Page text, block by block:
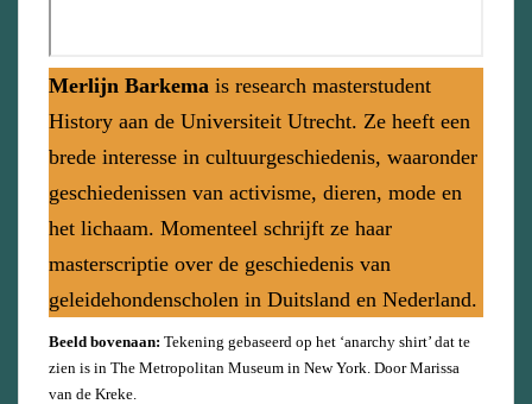
Merlijn Barkema is research masterstudent
History aan de Universiteit Utrecht. Ze heeft een
brede interesse in cultuurgeschiedenis, waaronder
geschiedenissen van activisme, dieren, mode en
het lichaam. Momenteel schrijft ze haar
masterscriptie over de geschiedenis van
geleidehondenscholen in Duitsland en Nederland.
Beeld bovenaan: Tekening gebaseerd op het ‘anarchy shirt’ dat te
zien is in The Metropolitan Museum in New York. Door Marissa
van de Kreke.